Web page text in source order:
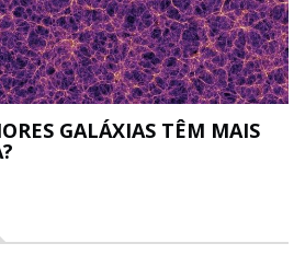
GALÁXIAS TÊM MAIS